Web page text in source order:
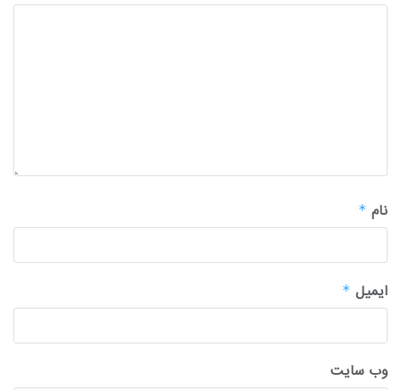
نام *
ایمیل *
وب‌ سایت